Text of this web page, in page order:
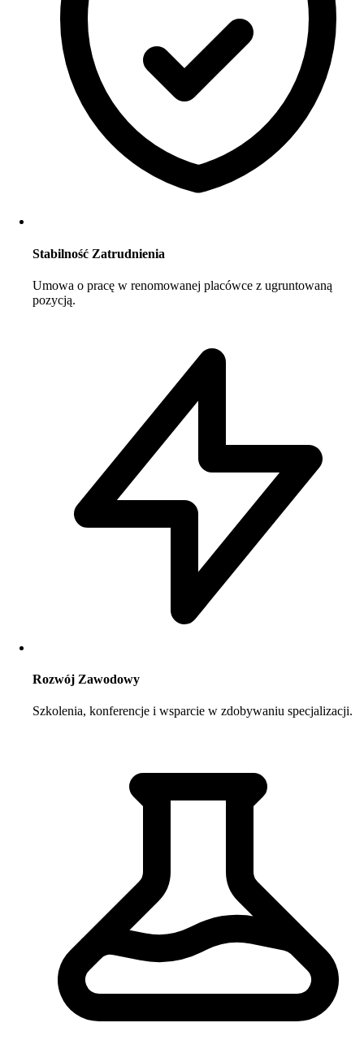
Stabilność Zatrudnienia
Umowa o pracę w renomowanej placówce z ugruntowaną
pozycją.
Rozwój Zawodowy
Szkolenia, konferencje i wsparcie w zdobywaniu specjalizacji.